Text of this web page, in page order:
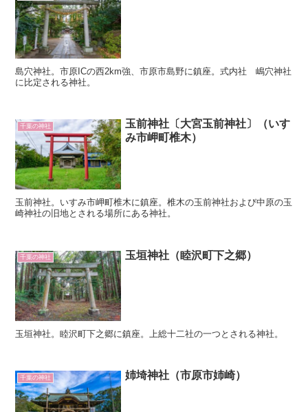
島穴神社。市原ICの西2km強、市原市島野に鎮座。式内社 嶋穴神社
に比定される神社。
千葉の神社
玉前神社〔大宮玉前神社〕（いす
み市岬町椎木）
玉前神社。いすみ市岬町椎木に鎮座。椎木の玉前神社および中原の玉
崎神社の旧地とされる場所にある神社。
千葉の神社 玉垣神社（睦沢町下之郷）
玉垣神社。睦沢町下之郷に鎮座。上総十二社の一つとされる神社。
千葉の神社 姉埼神社（市原市姉崎）